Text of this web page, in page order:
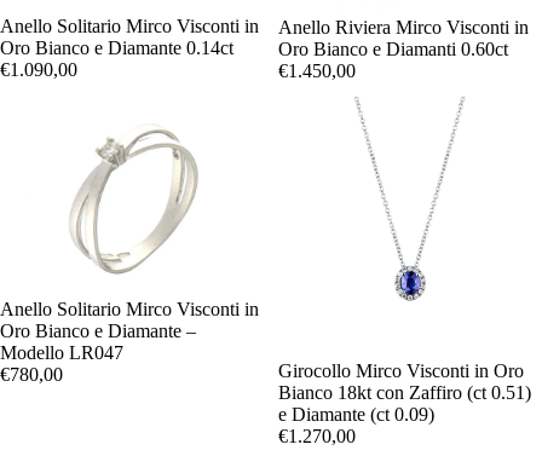
Anello Solitario Mirco Visconti in
Oro Bianco e Diamante 0.14ct
€1.090,00
Anello Riviera Mirco Visconti in
Oro Bianco e Diamanti 0.60ct
€1.450,00
Anello Solitario Mirco Visconti in
Oro Bianco e Diamante –
Modello LR047
€780,00
Girocollo Mirco Visconti in Oro
Bianco 18kt con Zaffiro (ct 0.51)
e Diamante (ct 0.09)
€1.270,00